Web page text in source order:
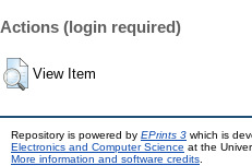
Actions (login required)
View Item
Repository is powered by EPrints 3 which is
Electronics and Computer Science at the
More information and software credits